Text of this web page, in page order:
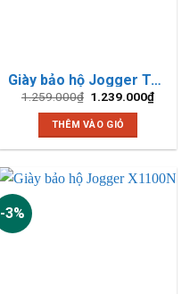
Giày bảo hộ Jogger Turbo S3
1.259.000₫ Giá
là:
1.259.000₫.
1.239.000₫Giá
THÊM VÀO GIỎ
-3%